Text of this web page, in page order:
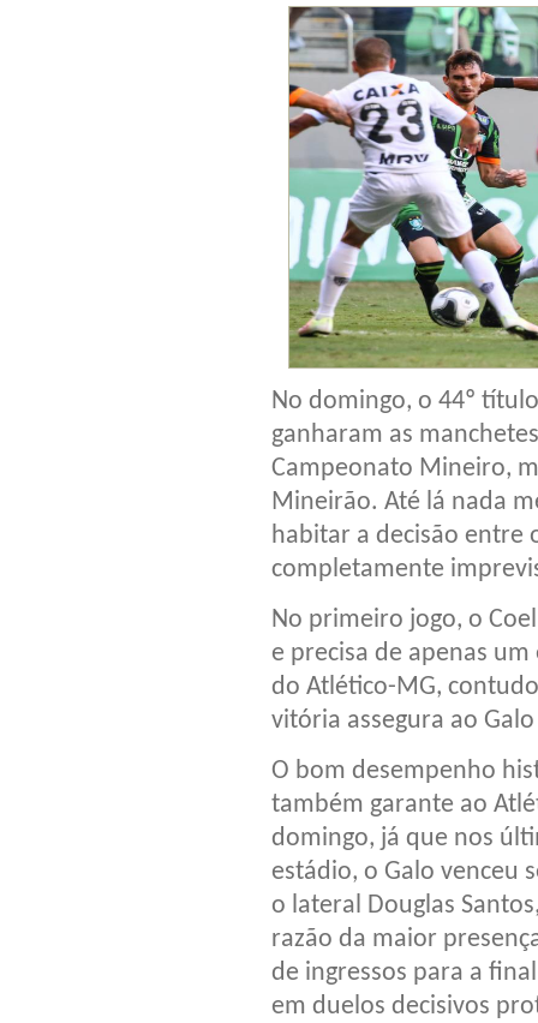
No domingo, o 44º
ganharam as
Campeonato Mineiro,
Mineirão. Até lá nada
habitar a decisão entre
completamente
No primeiro jogo, o
e precisa de apenas
do Atlético-MG,
vitória assegura ao
O bom desempenho
também garante ao
domingo, já que nos
estádio, o Galo venceu
o lateral Douglas
razão da maior
de ingressos para a
em duelos decisivos